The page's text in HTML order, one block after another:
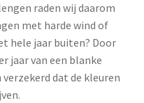
raden wij daarom
met harde wind of
hele jaar buiten? Door
jaar van een blanke
dat de kleuren